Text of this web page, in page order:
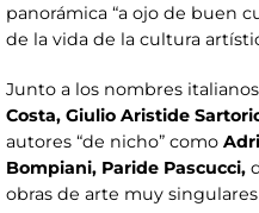
panorámica “a ojo de buen
de la vida de la cultura
Junto a los nombres
Costa, Giulio Aristide
autores “de nicho” como
Bompiani, Paride Pascucci,
obras de arte muy